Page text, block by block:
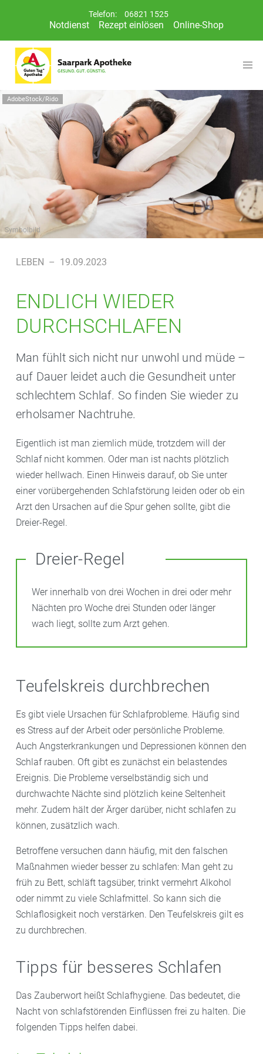
Telefon: 06821 1525
Notdienst Rezept einlösen Online-Shop
AdobeStock/Rido
Symbolbild
LEBEN – 19.09.2023
ENDLICH WIEDER
DURCHSCHLAFEN
Man fühlt sich nicht nur unwohl und müde –
auf Dauer leidet auch die Gesundheit unter
schlechtem Schlaf. So finden Sie wieder zu
erholsamer Nachtruhe.
Eigentlich ist man ziemlich müde, trotzdem will der
Schlaf nicht kommen. Oder man ist nachts plötzlich
wieder hellwach. Einen Hinweis darauf, ob Sie unter
einer vorübergehenden Schlafstörung leiden oder ob ein
Arzt den Ursachen auf die Spur gehen sollte, gibt die
Dreier-Regel.
Dreier-Regel
Wer innerhalb von drei Wochen in drei oder mehr
Nächten pro Woche drei Stunden oder länger
wach liegt, sollte zum Arzt gehen.
Teufelskreis durchbrechen
Es gibt viele Ursachen für Schlafprobleme. Häufig sind
es Stress auf der Arbeit oder persönliche Probleme.
Auch Angsterkrankungen und Depressionen können den
Schlaf rauben. Oft gibt es zunächst ein belastendes
Ereignis. Die Probleme verselbständig sich und
durchwachte Nächte sind plötzlich keine Seltenheit
mehr. Zudem hält der Ärger darüber, nicht schlafen zu
können, zusätzlich wach.
Betroffene versuchen dann häufig, mit den falschen
Maßnahmen wieder besser zu schlafen: Man geht zu
früh zu Bett, schläft tagsüber, trinkt vermehrt Alkohol
oder nimmt zu viele Schlafmittel. So kann sich die
Schlaflosigkeit noch verstärken. Den Teufelskreis gilt es
zu durchbrechen.
Tipps für besseres Schlafen
Das Zauberwort heißt Schlafhygiene. Das bedeutet, die
Nacht von schlafstörenden Einflüssen frei zu halten. Die
folgenden Tipps helfen dabei.